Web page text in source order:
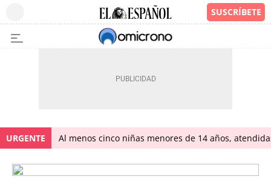
URGENTE Al menos cinco niñas menores de 14 años,